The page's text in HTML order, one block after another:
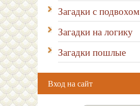
Загадки с подвохом
Загадки на логику
Загадки пошлые
Вход на сайт